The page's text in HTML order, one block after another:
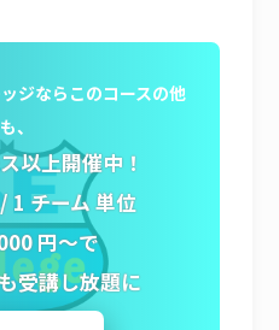
ジならこのコースの他
、
以上開催中！
1 チーム 単位
円～で
受講し放題に